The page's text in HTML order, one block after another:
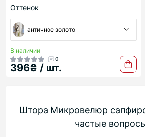
Оттенок
античное золото
В наличии
0
396₴ / шт.
Штора Микровелюр
частые